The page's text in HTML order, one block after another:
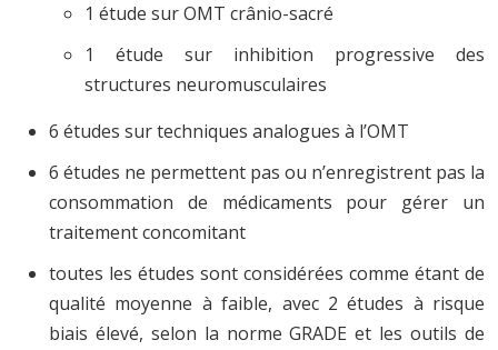
1 étude sur OMT crânio-sacré
1 étude sur inhibition progressive des
structures neuromusculaires
6 études sur techniques analogues à l’OMT
6 études ne permettent pas ou n’enregistrent pas la
consommation de médicaments pour gérer un
traitement concomitant
toutes les études sont considérées comme étant de
qualité moyenne à faible, avec 2 études à risque
biais élevé, selon la norme GRADE et les outils de